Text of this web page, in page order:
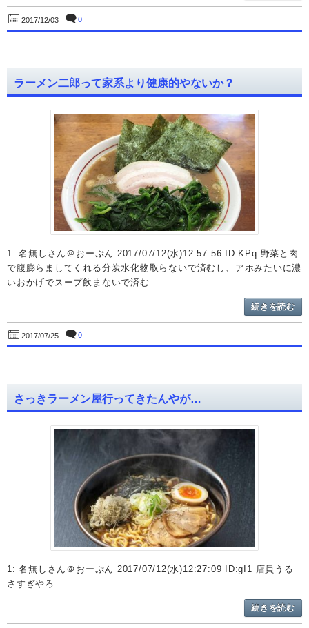
2017/12/03 0
ラーメン二郎って家系より健康的やないか？
1: 名無しさん＠おーぷん 2017/07/12(水)12:57:56 ID:KPq 野菜と肉
で腹膨らましてくれる分炭水化物取らないで済むし、アホみたいに濃
いおかげでスープ飲まないで済む
続きを読む
2017/07/25 0
さっきラーメン屋行ってきたんやが…
1: 名無しさん＠おーぷん 2017/07/12(水)12:27:09 ID:gI1 店員うる
さすぎやろ
続きを読む